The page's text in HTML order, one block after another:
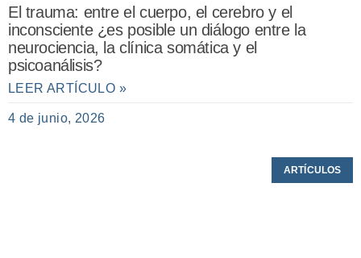
El trauma: entre el cuerpo, el cerebro y el
inconsciente ¿es posible un diálogo entre la
neurociencia, la clínica somática y el
psicoanálisis?
LEER ARTÍCULO »
4 de junio, 2026
ARTÍCULOS